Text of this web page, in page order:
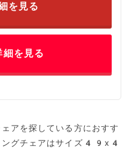
を見る
細を見る
アを探している方におすす
ングチェアはサイズ49x4